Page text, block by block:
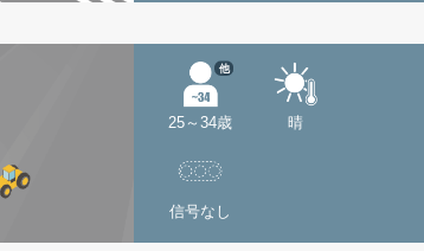
25～34歳
他
晴
信号なし